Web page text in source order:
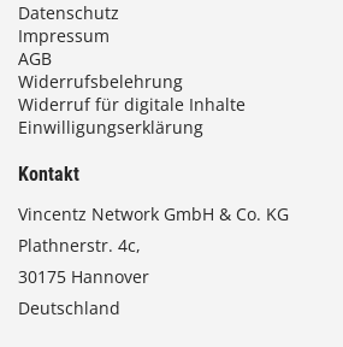
Datenschutz
Impressum
AGB
Widerrufsbelehrung
Widerruf für digitale Inhalte
Einwilligungserklärung
Kontakt
Vincentz Network GmbH & Co. KG
Plathnerstr. 4c,
30175 Hannover
Deutschland